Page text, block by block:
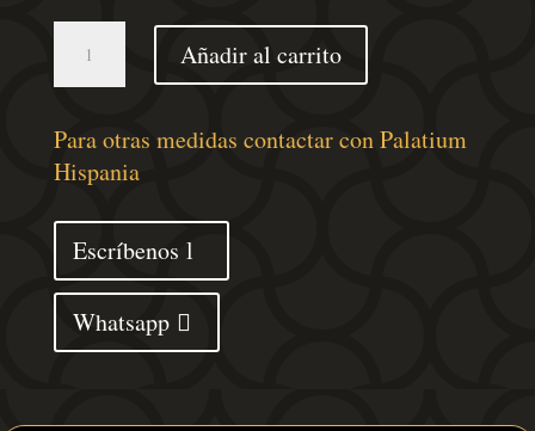
madera
de
roble
ahumado
40x40x66
cantidad
Añadir al carrito
Para otras medidas contactar con Palatium
Hispania
Escríbenos
Whatsapp